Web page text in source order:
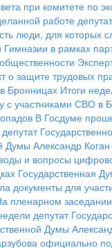
при комитете по
работе
люди, для которых
Гимназии в рамках
о защите трудовых
Бронницах Итоги
с участниками СВО в
В Госдуме
Александр
и вопросы
Государственная
документы для
пленарном
депутат
Думы
официально